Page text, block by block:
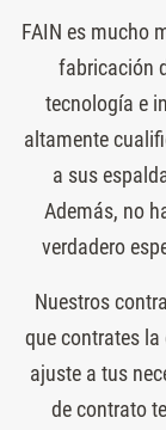
FAIN es mucho
fabricación
tecnología e
altamente
a sus
Además, no
verdadero
Nuestros
que contrates
ajuste a tus
de contrato